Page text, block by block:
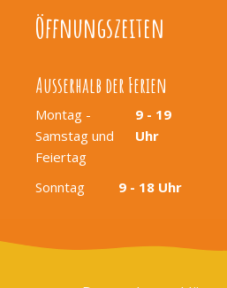
Öffnungszeiten
Ausserhalb der Ferien
Montag -
Samstag und
Feiertag
9 - 19
Uhr
Sonntag 9 - 18 Uhr